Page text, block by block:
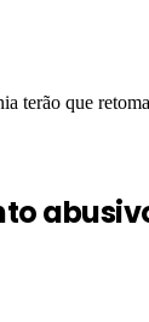
terão que